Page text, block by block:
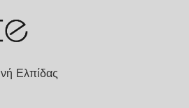
Ελπίδας